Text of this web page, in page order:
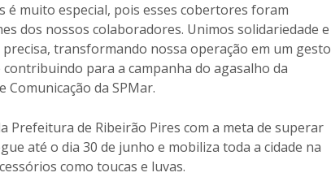
é muito especial, pois esses cobertores foram
dos nossos colaboradores. Unimos solidariedade e
transformando nossa operação em um gesto
para a campanha do agasalho da
Comunicação da SPMar.
Prefeitura de Ribeirão Pires com a meta de superar
até o dia 30 de junho e mobiliza toda a cidade na
como toucas e luvas.